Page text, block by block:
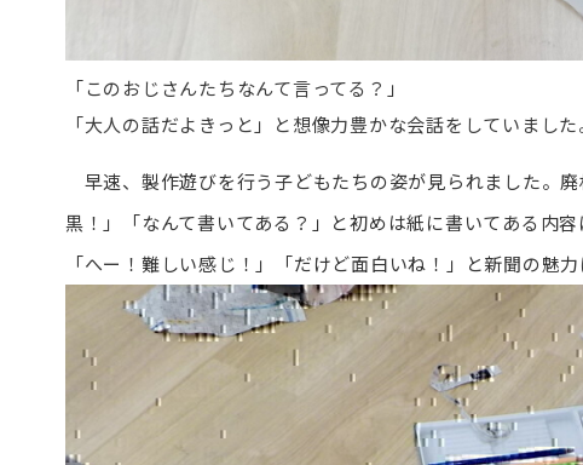
「このおじさんたちなんて言ってる？」
「大人の話だよきっと」と想像力豊かな会話をしていました
早速、製作遊びを行う子どもたちの姿が見られました。
黒！」「なんて書いてある？」と初めは紙に書いてある内
「へー！難しい感じ！」「だけど面白いね！」と新聞の魅